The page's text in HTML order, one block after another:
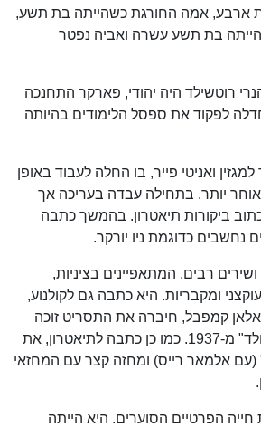
ארבע, אמה החורגת כשהייתה בת תשע,
בת תשע עשרה ואביה נפטר
רוטשילד היה יהודי, פארקר התחנכה
לפקוד את ספסל הלימודים בהיותה
שיר למגזין ואניטי פייר, בו החלה לעבוד באופן
יותר. בתחילה עבדה בעריכה אך
ביקורות תיאטרון. בהמשך כתבה
נחשבים כדוגמת ניו יורקר.
רבים, המתאפיינים בציניות,
ומקבריות. היא כתבה גם לקולנוע,
קמפבל, חיברה את התסריט זוכה
האוסקר לסרט "כוכב נולד" מ-1937. כמו כן כתבה לתיאטרון, את
אלמאר רייס) ומחזה קצר עם המחזאי
חייה הפרטיים הסוערים. היא הייתה